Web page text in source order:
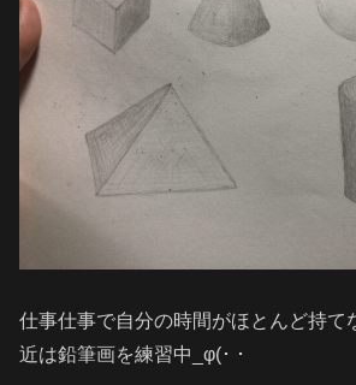
仕事仕事で自分の時間がほとんど持て
近は鉛筆画を練習中_φ(･ ･